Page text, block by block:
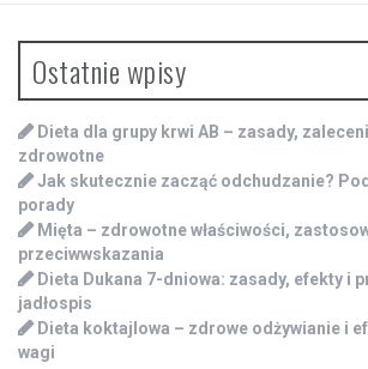
Ostatnie wpisy
Dieta dla grupy krwi AB – zasady,
zdrowotne
Jak skutecznie zacząć odchudzanie?
porady
Mięta – zdrowotne właściwości,
przeciwwskazania
Dieta Dukana 7-dniowa: zasady, efekty i
jadłospis
Dieta koktajlowa – zdrowe odżywianie i
wagi